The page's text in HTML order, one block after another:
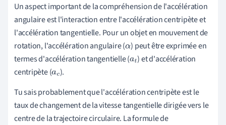
Un aspect important de la compréhension de l'accélération
angulaire est l'interaction entre l'accélération centripète et
l'accélération tangentielle. Pour un objet en mouvement de
rotation, l'accélération angulaire (α) peut être exprimée en
termes d'accélération tangentielle (at) et d'accélération
centripète (ac).
Tu sais probablement que l'accélération centripète est le
taux de changement de la vitesse tangentielle dirigée vers le
centre de la trajectoire circulaire. La formule de